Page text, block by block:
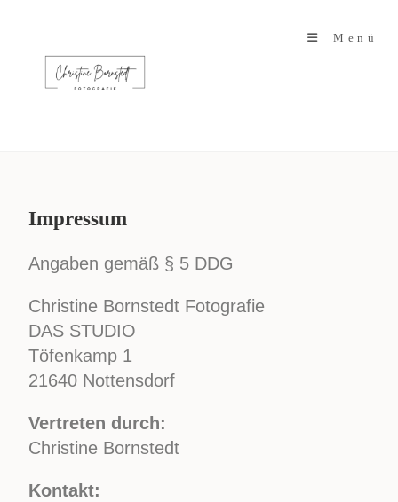
Menü
Impressum
Angaben gemäß § 5 DDG
Christine Bornstedt Fotografie
DAS STUDIO
Töfenkamp 1
21640 Nottensdorf
Vertreten durch:
Christine Bornstedt
Kontakt: